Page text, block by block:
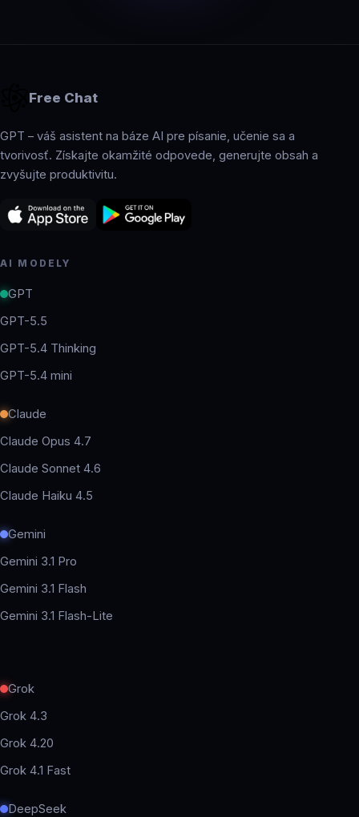
Free Chat
GPT – váš asistent na báze AI pre písanie, učenie sa a
tvorivosť. Získajte okamžité odpovede, generujte obsah a
zvyšujte produktivitu.
AI MODELY
GPT
GPT-5.5
GPT-5.4 Thinking
GPT-5.4 mini
Claude
Claude Opus 4.7
Claude Sonnet 4.6
Claude Haiku 4.5
Gemini
Gemini 3.1 Pro
Gemini 3.1 Flash
Gemini 3.1 Flash-Lite
Grok
Grok 4.3
Grok 4.20
Grok 4.1 Fast
DeepSeek